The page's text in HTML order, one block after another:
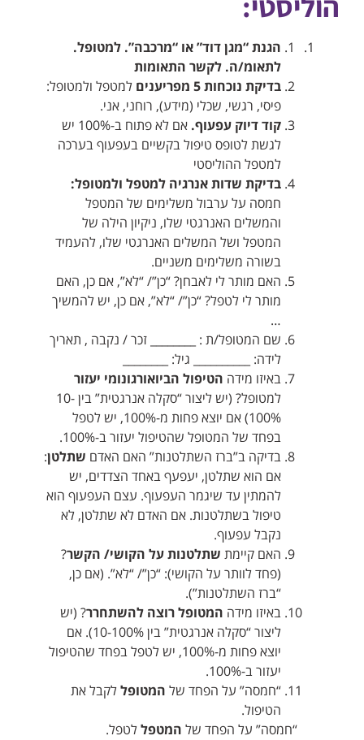
הגנת “מגן דוד” או “מרכבה”. למטופל.
לתאומ/ה. לקשר התאומות
בדיקת נוכחות 5 מפריענים
למטפל ולמטופל:
פיסי, רגשי, שכלי (מידע), רוחני, אני.
קוד דיוק עפעוף.
אם לא פתוח ב-100% יש
לגשת לטופס טיפול בקשיים בעפעוף בערכה
למטפל ההוליסטי
בדיקת שדות אנרגיה למטפל ולמטופל:
חמסה על ערבול משלימים של המטפל
והמשלים האנרגטי שלו, ניקיון הילה של
המטפל ושל המשלים האנרגטי שלו, להעמיד
בשורה משלימים משניים.
האם מותר לי לאבחן? “כן”/ “לא”, אם כן, האם
מותר לי לטפל? “כן”/ “לא”, אם כן, יש להמשיך
…
שם המטופל/ת : ________ זכר / נקבה , תאריך
לידה: __________ גיל: ________
באיזו מידה הטיפול הביואורגונומי יעזור
למטופל? (יש ליצור “סקלה אנרגטית” בין 10-
100%) אם יוצא פחות מ-100%, יש לטפל
בפחד של המטופל שהטיפול יעזור ב-100%.
בדיקה ב”ברז השתלטנות” האם האדם שתלטן:
אם הוא שתלטן, יעפעף באחד הצדדים, יש
להמתין עד שיגמר העפעוף. עצם העפעוף הוא
טיפול בשתלטנות. אם האדם לא שתלטן, לא
נקבל עפעוף.
האם קיימת שתלטנות על הקושי/ הקשר?
(פחד לוותר על הקושי): “כן”/ “לא”. (אם כן,
“ברז השתלטנות”).
באיזו מידה המטופל רוצה להשתחרר? (יש
ליצור “סקלה אנרגטית” בין 10-100%). אם
יוצא פחות מ-100%, יש לטפל בפחד שהטיפול
יעזור ב-100%.
“חמסה” על הפחד של המטופללקבל את
הטיפול.
“חמסה” על הפחד של המטפללטפל.